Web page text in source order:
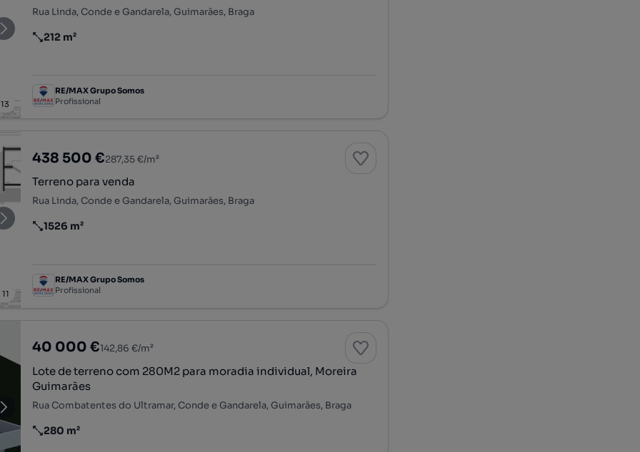
13
Rua Linda, Conde e Gandarela, Guimarães, Braga
Preço por metro quadrado
212 m²
RE/MAX Grupo Somos
Profissional
11
438 500 €287,35 €/m²
Terreno para venda
Rua Linda, Conde e Gandarela, Guimarães, Braga
Preço por metro quadrado
1526 m²
RE/MAX Grupo Somos
Profissional
40 000 €142,86 €/m²
Lote de terreno com 280M2 para moradia individual, Moreira
Guimarães
Rua Combatentes do Ultramar, Conde e Gandarela, Guimarães, Braga
Preço por metro quadrado
280 m²